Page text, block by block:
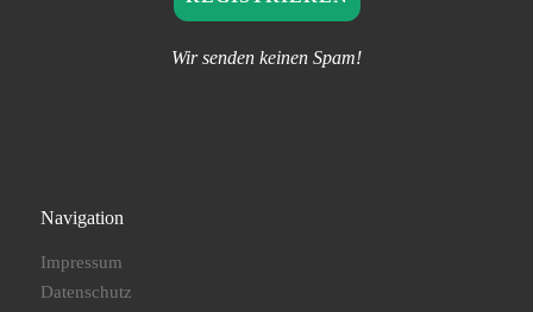
Wir senden keinen Spam!
Navigation
Impressum
Datenschutz